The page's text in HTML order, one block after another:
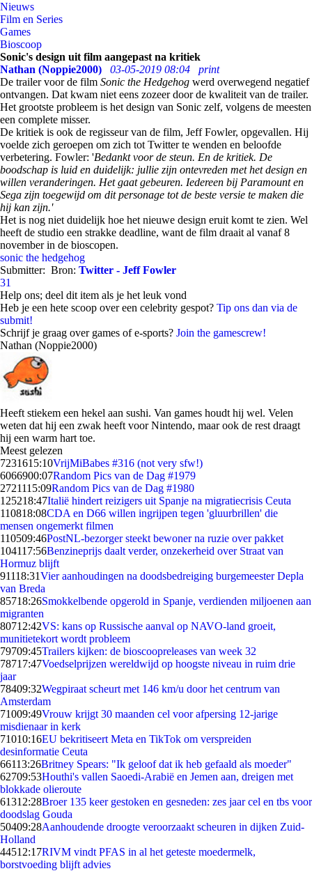
Nieuws
Film en Series
Games
Bioscoop
Sonic's design uit film aangepast na kritiek
Nathan (Noppie2000)
03-05-2019 08:04
print
De trailer voor de film Sonic the Hedgehog werd overwegend negatief
ontvangen. Dat kwam niet eens zozeer door de kwaliteit van de trailer.
Het grootste probleem is het design van Sonic zelf, volgens de meesten
een complete misser.
De kritiek is ook de regisseur van de film, Jeff Fowler, opgevallen. Hij
voelde zich geroepen om zich tot Twitter te wenden en beloofde
verbetering. Fowler: 'Bedankt voor de steun. En de kritiek. De
boodschap is luid en duidelijk: jullie zijn ontevreden met het design en
willen veranderingen. Het gaat gebeuren. Iedereen bij Paramount en
Sega zijn toegewijd om dit personage tot de beste versie te maken die
hij kan zijn.'
Het is nog niet duidelijk hoe het nieuwe design eruit komt te zien. Wel
heeft de studio een strakke deadline, want de film draait al vanaf 8
november in de bioscopen.
sonic the hedgehog
Submitter: Bron: Twitter - Jeff Fowler
31
Help ons; deel dit item als je het leuk vond
Heb je een hete scoop over een celebrity gespot? Tip ons dan via de
submit!
Schrijf je graag over games of e-sports? Join the gamescrew!
Nathan (Noppie2000)
Heeft stiekem een hekel aan sushi. Van games houdt hij wel. Velen
weten dat hij een zwak heeft voor Nintendo, maar ook de rest draagt
hij een warm hart toe.
Meest gelezen
7231615:10VrijMiBabes #316 (not very sfw!)
6066900:07Random Pics van de Dag #1979
2721115:09Random Pics van de Dag #1980
125218:47Italië hindert reizigers uit Spanje na migratiecrisis Ceuta
110818:08CDA en D66 willen ingrijpen tegen 'gluurbrillen' die
mensen ongemerkt filmen
110509:46PostNL-bezorger steekt bewoner na ruzie over pakket
104117:56Benzineprijs daalt verder, onzekerheid over Straat van
Hormuz blijft
91118:31Vier aanhoudingen na doodsbedreiging burgemeester Depla
van Breda
85718:26Smokkelbende opgerold in Spanje, verdienden miljoenen aan
migranten
80712:42VS: kans op Russische aanval op NAVO-land groeit,
munitietekort wordt probleem
79709:45Trailers kijken: de bioscoopreleases van week 32
78717:47Voedselprijzen wereldwijd op hoogste niveau in ruim drie
jaar
78409:32Wegpiraat scheurt met 146 km/u door het centrum van
Amsterdam
71009:49Vrouw krijgt 30 maanden cel voor afpersing 12-jarige
misdienaar in kerk
71010:16EU bekritiseert Meta en TikTok om verspreiden
desinformatie Ceuta
66113:26Britney Spears: "Ik geloof dat ik heb gefaald als moeder"
62709:53Houthi's vallen Saoedi-Arabië en Jemen aan, dreigen met
blokkade olieroute
61312:28Broer 135 keer gestoken en gesneden: zes jaar cel en tbs voor
doodslag Gouda
50409:28Aanhoudende droogte veroorzaakt scheuren in dijken Zuid-
Holland
44512:17RIVM vindt PFAS in al het geteste moedermelk,
borstvoeding blijft advies